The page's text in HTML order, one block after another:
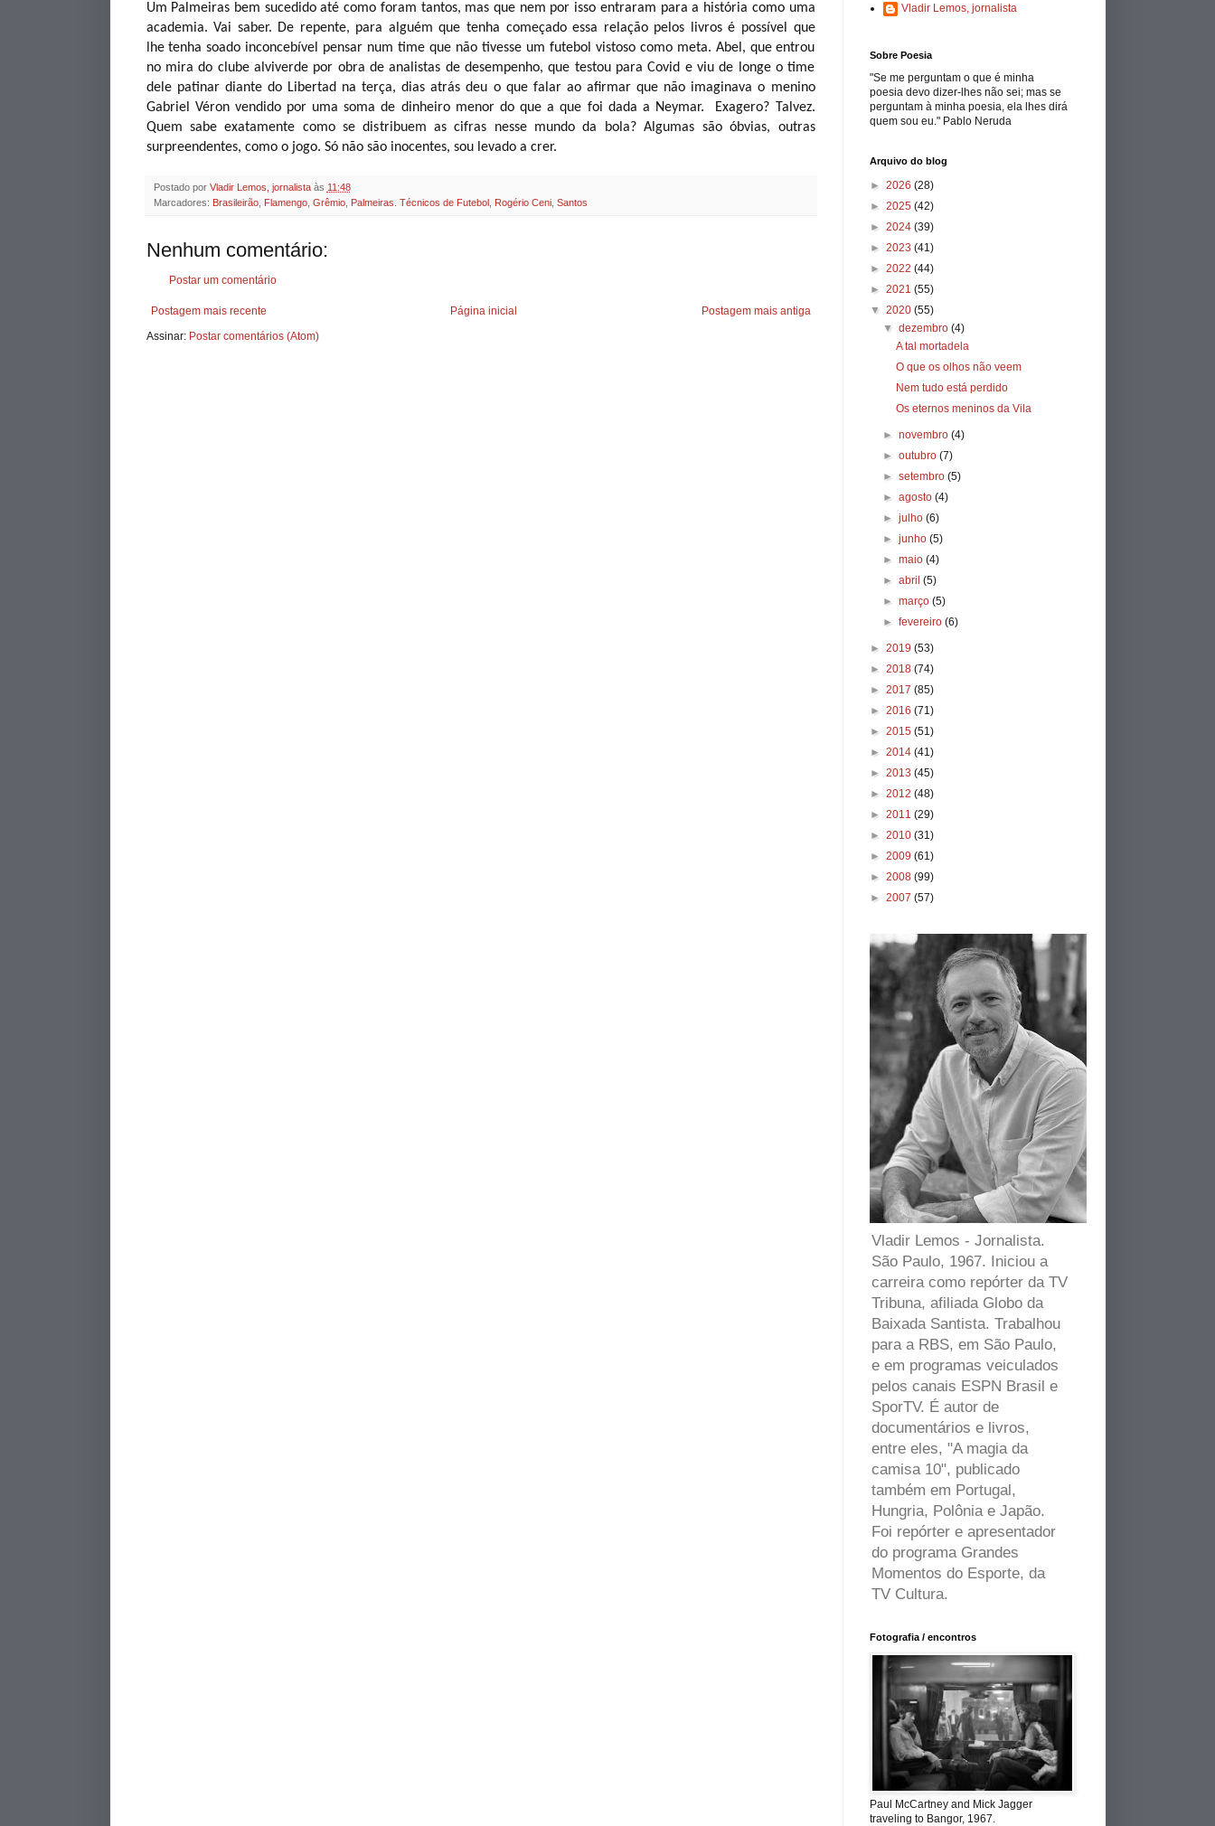
Um Palmeiras bem sucedido até como foram tantos, mas que nem por isso entraram para a história como uma
academia. Vai saber. De repente, para alguém que tenha começado essa relação pelos livros é possível que
lhe tenha soado inconcebível pensar num time que não tivesse um futebol vistoso como meta. Abel, que entrou
no mira do clube alviverde por obra de analistas de desempenho, que testou para Covid e viu de longe o time
dele patinar diante do Libertad na terça, dias atrás deu o que falar ao afirmar que não imaginava o menino
Gabriel Véron vendido por uma soma de dinheiro menor do que a que foi dada a Neymar. Exagero? Talvez.
Quem sabe exatamente como se distribuem as cifras nesse mundo da bola? Algumas são óbvias, outras
surpreendentes, como o jogo. Só não são inocentes, sou levado a crer.
Postado por Vladir Lemos, jornalista às 11:48
Marcadores: Brasileirão, Flamengo, Grêmio, Palmeiras. Técnicos de Futebol , Rogério Ceni, Santos
Nenhum comentário:
Postar um comentário
Postagem mais recente Postagem mais antiga
Página inicial
Assinar: Postar comentários (Atom)
Vladir Lemos, jornalista
Sobre Poesia
"Se me perguntam o que é minha
poesia devo dizer-lhes não sei; mas se
perguntam à minha poesia, ela lhes dirá
quem sou eu." Pablo Neruda
Arquivo do blog
► 2026 (28)
► 2025 (42)
► 2024 (39)
► 2023 (41)
► 2022 (44)
► 2021 (55)
▼ 2020 (55)
▼ dezembro (4)
A tal mortadela
O que os olhos não veem
Nem tudo está perdido
Os eternos meninos da Vila
► novembro (4)
► outubro (7)
► setembro (5)
► agosto (4)
► julho (6)
► junho (5)
► maio (4)
► abril (5)
► março (5)
► fevereiro (6)
► 2019 (53)
► 2018 (74)
► 2017 (85)
► 2016 (71)
► 2015 (51)
► 2014 (41)
► 2013 (45)
► 2012 (48)
► 2011 (29)
► 2010 (31)
► 2009 (61)
► 2008 (99)
► 2007 (57)
Vladir Lemos - Jornalista.
São Paulo, 1967. Iniciou a
carreira como repórter da TV
Tribuna, afiliada Globo da
Baixada Santista. Trabalhou
para a RBS, em São Paulo,
e em programas veiculados
pelos canais ESPN Brasil e
SporTV. É autor de
documentários e livros,
entre eles, "A magia da
camisa 10", publicado
também em Portugal,
Hungria, Polônia e Japão.
Foi repórter e apresentador
do programa Grandes
Momentos do Esporte, da
TV Cultura.
Fotografia / encontros
Paul McCartney and Mick Jagger
traveling to Bangor, 1967.